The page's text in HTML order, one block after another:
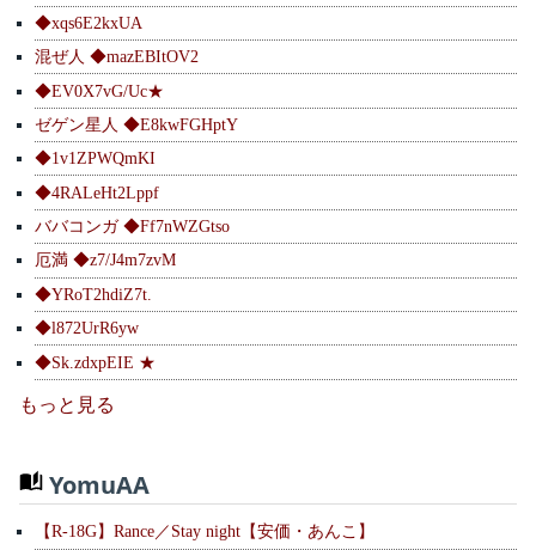
◆xqs6E2kxUA
混ぜ人 ◆mazEBItOV2
◆EV0X7vG/Uc★
ゼゲン星人 ◆E8kwFGHptY
◆1v1ZPWQmKI
◆4RALeHt2Lppf
ババコンガ ◆Ff7nWZGtso
厄満 ◆z7/J4m7zvM
◆YRoT2hdiZ7t.
◆l872UrR6yw
◆Sk.zdxpEIE ★
もっと見る
YomuAA
【R-18G】Rance／Stay night【安価・あんこ】